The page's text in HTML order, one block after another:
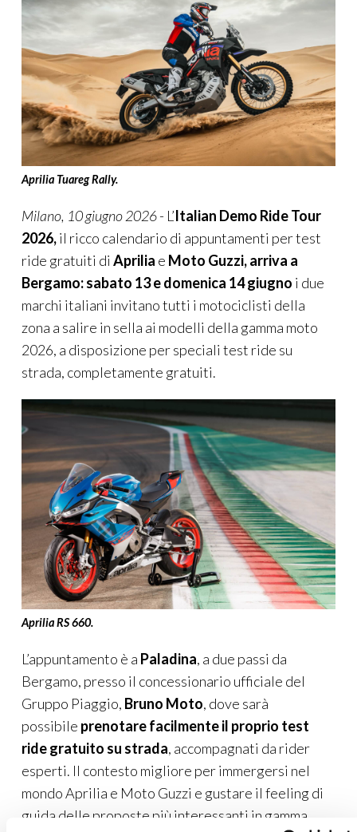
Aprilia Tuareg Rally.
Milano, 10 giugno 2026- L’Italian Demo Ride Tour
2026,il ricco calendario di appuntamenti per test
ride gratuiti diAprilia e Moto Guzzi,arriva a
Bergamo: sabato 13 e domenica 14 giugno i due
marchi italiani invitano tutti i motociclisti della
zona a salire in sella ai modelli della gamma moto
2026, a disposizione per speciali test ride su
strada, completamente gratuiti.
Aprilia RS 660.
L’appuntamento è a Paladina, a due passi da
Bergamo, presso il concessionario ufficiale del
Gruppo Piaggio, Bruno Moto, dove sarà
possibile prenotare facilmente il proprio test
ride gratuito su strada, accompagnati da rider
esperti. Il contesto migliore per immergersi nel
mondo Aprilia e Moto Guzzi e gustare il feeling di
guida delle proposte più interessanti in gamma.